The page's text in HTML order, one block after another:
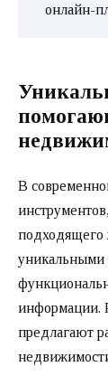
онлайн-
В
подходящего
уникальными
информации.
предлагают